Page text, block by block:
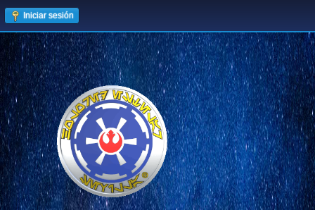
Iniciar sesión